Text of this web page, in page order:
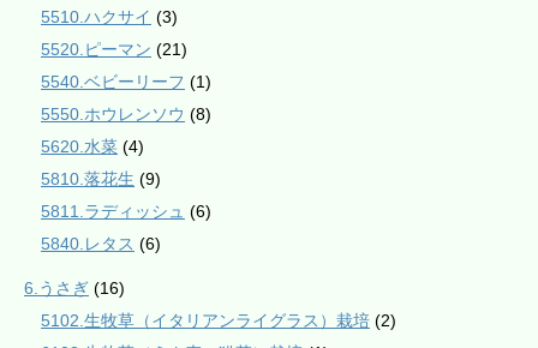
5510.ハクサイ (3)
5520.ピーマン (21)
5540.ベビーリーフ (1)
5550.ホウレンソウ (8)
5620.水菜 (4)
5810.落花生 (9)
5811.ラディッシュ (6)
5840.レタス (6)
6.うさぎ (16)
5102.生牧草（イタリアンライグラス）栽培 (2)